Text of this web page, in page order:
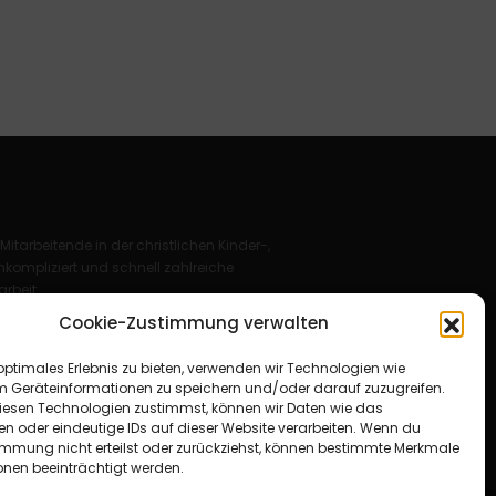
Cookie-Zustimmung verwalten
Erlebnis zu bieten, verwenden wir Technologien wie
Geräteinformationen zu speichern und/oder darauf zuzugreifen.
Technologien zustimmst, können wir Daten wie das
oder eindeutige IDs auf dieser Website verarbeiten. Wenn du
nicht erteilst oder zurückziehst, können bestimmte Merkmale
beeinträchtigt werden.
in der christlichen Kinder-,
und schnell zahlreiche
e. V.
für Christus“ e. V.